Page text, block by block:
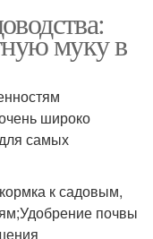
муку в
широко
самых
к садовым,
почвы